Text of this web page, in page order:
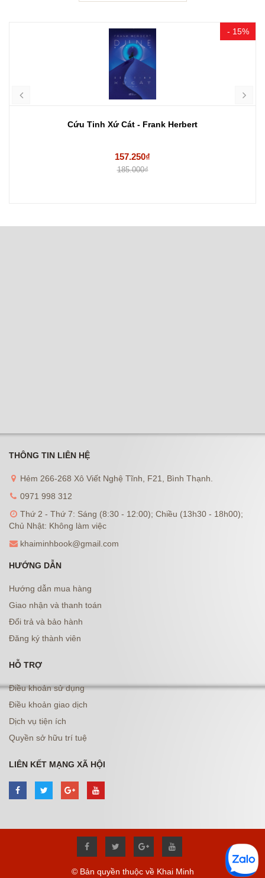
- 15%
Cứu Tinh Xứ Cát - Frank Herbert
157.250₫
185.000₫
THÔNG TIN LIÊN HỆ
Hẻm 266-268 Xô Viết Nghệ Tĩnh, F21, Bình Thạnh.
0971 998 312
Thứ 2 - Thứ 7: Sáng (8:30 - 12:00); Chiều (13h30 - 18h00);
Chủ Nhật: Không làm việc
khaiminhbook@gmail.com
HƯỚNG DẪN
Hướng dẫn mua hàng
Giao nhận và thanh toán
Đổi trả và bảo hành
Đăng ký thành viên
HỖ TRỢ
Điều khoản sử dụng
Điều khoản giao dịch
Dịch vụ tiện ích
Quyền sở hữu trí tuệ
LIÊN KẾT MẠNG XÃ HỘI
© Bản quyền thuộc về Khai Minh